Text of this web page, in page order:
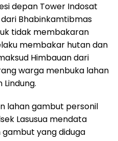
depan Tower Indosat
Bhabinkamtibmas
tidak membakaran
membakar hutan dan
Himbauan dari
warga menbuka lahan
lahan gambut personil
Lasusua mendata
yang diduga